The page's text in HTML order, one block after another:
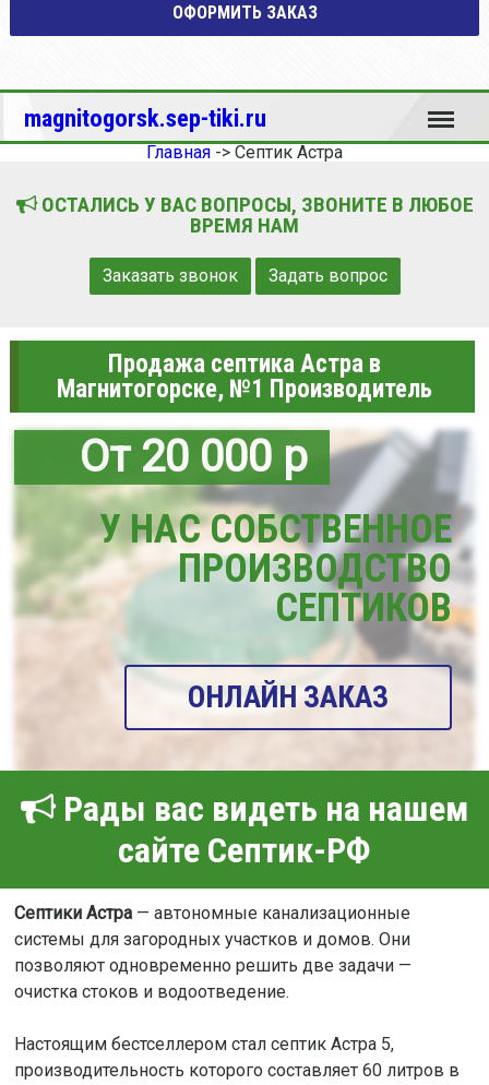
ОФОРМИТЬ ЗАКАЗ
magnitogorsk.sep-tiki.ru Меню
Главная -> Септик Астра
ОСТАЛИСЬ У ВАС ВОПРОСЫ, ЗВОНИТЕ В ЛЮБОЕ
ВРЕМЯ НАМ
Заказать звонок Задать вопрос
Продажа септика Астра в
Магнитогорске, №1 Производитель
От 20 000 р
У НАС СОБСТВЕННОЕ
ПРОИЗВОДСТВО
СЕПТИКОВ
ОНЛАЙН ЗАКАЗ
Рады вас видеть на нашем
сайте Септик-РФ
Септики Астра— автономные канализационные
системы для загородных участков и домов. Они
позволяют одновременно решить две задачи —
очистка стоков и водоотведение.
Настоящим бестселлером стал септик Астра 5,
производительность которого составляет 60 литров в